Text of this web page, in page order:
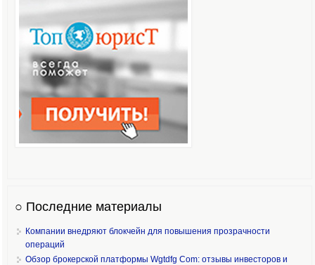
○ Последние материалы
Компании внедряют блокчейн для повышения прозрачности
операций
Обзор брокерской платформы Wgtdfg Com: отзывы инвесторов и